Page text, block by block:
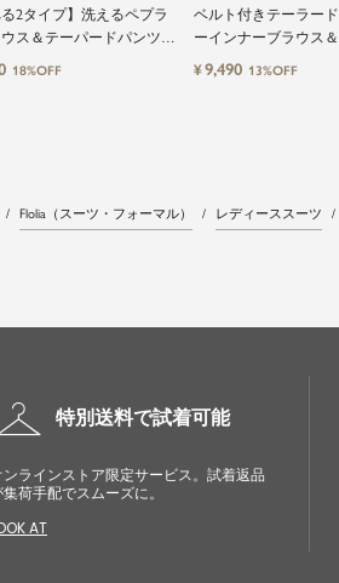
る2タイプ】洗えるペプラ
ス＆テーパードパンツの
アップセレモニースーツ
18%OFF
ベルト付きテーラー
ーインナーブラウス
計ワイドパンツ3点セ
¥9,490 13%OFF
Flolia（スーツ・フォーマル） レディーススーツ
特別送料で試着可能
ンラインストア限定サービス。試着返品
集荷手配でスムーズに。
AT